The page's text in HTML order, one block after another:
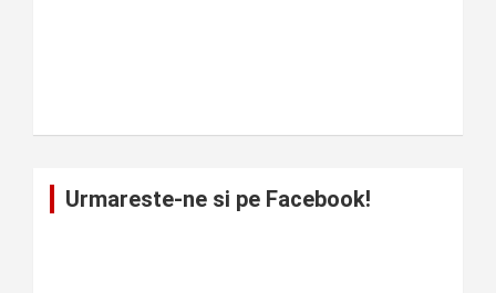
Urmareste-ne si pe Facebook!